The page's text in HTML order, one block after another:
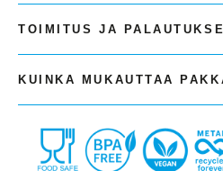
TOIMITUS JA
KUINKA MUKAUTTAA